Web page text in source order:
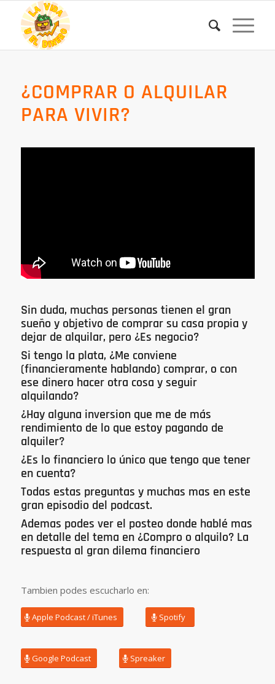
¿COMPRAR O ALQUILAR
PARA VIVIR?
Sin duda, muchas personas tienen el gran
sueño y objetivo de comprar su casa propia y
dejar de alquilar, pero ¿Es negocio?
Si tengo la plata, ¿Me conviene
(financieramente hablando) comprar, o con
ese dinero hacer otra cosa y seguir
alquilando?
¿Hay alguna inversion que me de más
rendimiento de lo que estoy pagando de
alquiler?
¿Es lo financiero lo único que tengo que tener
en cuenta?
Todas estas preguntas y muchas mas en este
gran episodio del podcast.
Ademas podes ver el posteo donde hablé mas
en detalle del tema en ¿Compro o alquilo? La
respuesta al gran dilema financiero
Tambien podes escucharlo en:
Apple Podcast / iTunes Spotify
Google Podcast Spreaker